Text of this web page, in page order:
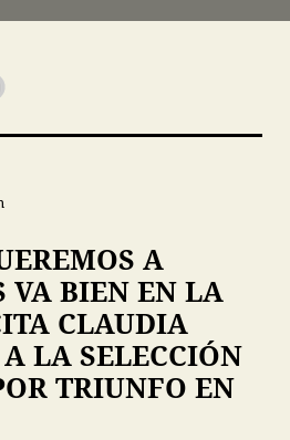
A
VA BIEN EN LA
CLAUDIA
LA SELECCIÓN
TRIUNFO EN